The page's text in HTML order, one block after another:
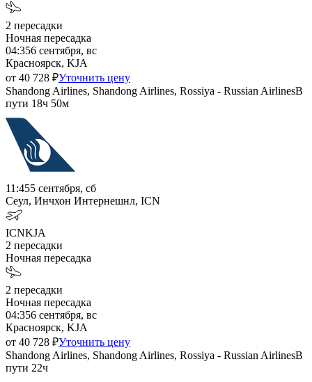
2 пересадки
Ночная пересадка
04:356 сентября, вс
Красноярск, KJA
от 40 728 ₽Уточнить цену
Shandong Airlines, Shandong Airlines, Rossiya - Russian AirlinesВ
пути 18ч 50м
11:455 сентября, сб
Сеул, Инчхон Интернешнл, ICN
ICNKJA
2 пересадки
Ночная пересадка
2 пересадки
Ночная пересадка
04:356 сентября, вс
Красноярск, KJA
от 40 728 ₽Уточнить цену
Shandong Airlines, Shandong Airlines, Rossiya - Russian AirlinesВ
пути 22ч